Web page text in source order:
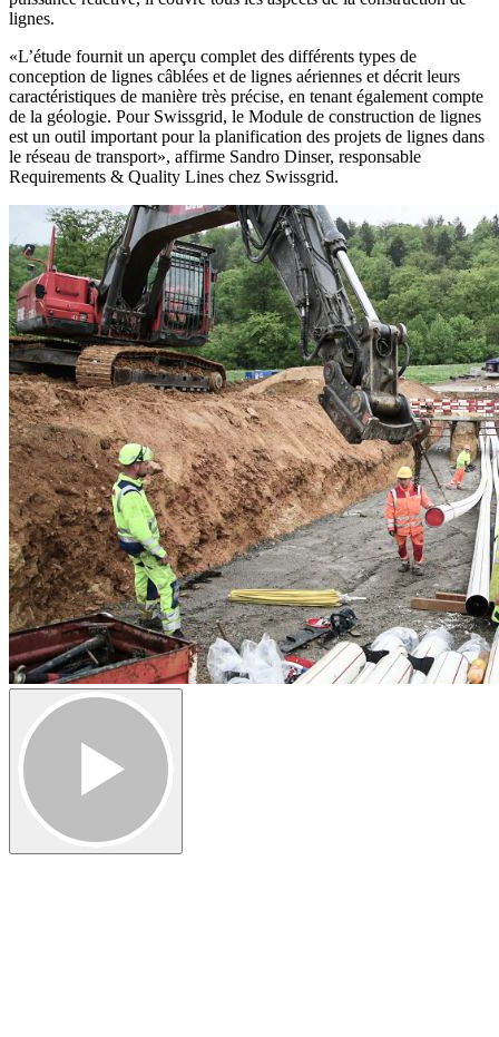
lignes.
«L’étude fournit un aperçu complet des différents types de
conception de lignes câblées et de lignes aériennes et décrit leurs
caractéristiques de manière très précise, en tenant également compte
de la géologie. Pour Swissgrid, le Module de construction de lignes
est un outil important pour la planification des projets de lignes dans
le réseau de transport», affirme Sandro Dinser, responsable
Requirements & Quality Lines chez Swissgrid.